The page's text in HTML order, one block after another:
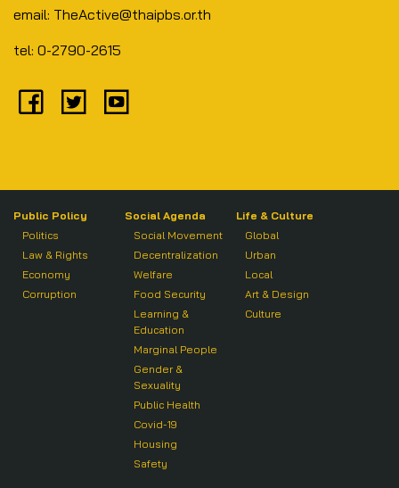
email: TheActive@thaipbs.or.th
tel: 0-2790-2615
Public Policy
Politics
Law & Rights
Economy
Corruption
Social Agenda
Social Movement
Decentralization
Welfare
Food Security
Learning &
Education
Marginal People
Gender &
Sexuality
Public Health
Covid-19
Housing
Safety
Life & Culture
Global
Urban
Local
Art & Design
Culture